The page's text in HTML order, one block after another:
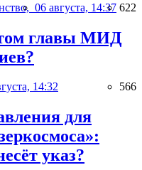
06 августа, 14:37 622
главы МИД
14:32 566
для
указ?